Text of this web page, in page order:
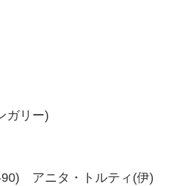
ガリー)
アニタ・トルティ(伊)